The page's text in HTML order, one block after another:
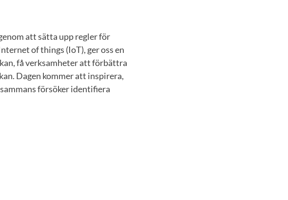
att sätta upp regler för
of things (IoT), ger oss en
få verksamheter att förbättra
Dagen kommer att inspirera,
försöker identifiera